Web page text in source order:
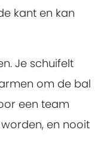
kant en kan
Je schuifelt
om de bal
een team
en nooit